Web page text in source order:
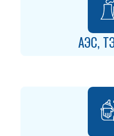
АЭС,